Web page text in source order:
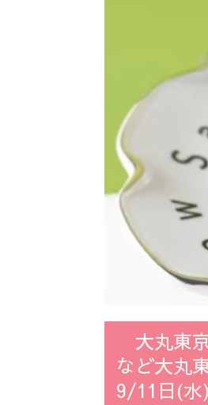
大丸東
など大丸
9/11日(水